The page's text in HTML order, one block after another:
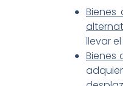
llevar
Bienes